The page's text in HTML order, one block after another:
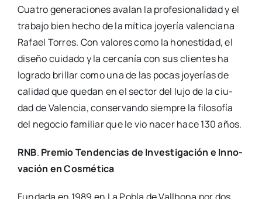
Cua­tro gene­ra­cio­nes ava­lan la pro­fe­sio­na­li­dad y el
tra­ba­jo bien hecho de la míti­ca joye­ría valen­cia­na
Rafael Torres. Con valo­res como la hones­ti­dad, el
dise­ño cui­da­do y la cer­ca­nía con sus clien­tes ha
logra­do bri­llar como una de las pocas joye­rías de
cali­dad que que­dan en el sec­tor del lujo de la ciu­
dad de Valen­cia, con­ser­van­do siem­pre la filo­so­fía
del nego­cio fami­liar que le vio nacer hace 130 años.
RNB. Pre­mio Ten­den­cias de Inves­ti­ga­ción e Inno­
va­ción en Cos­mé­ti­ca